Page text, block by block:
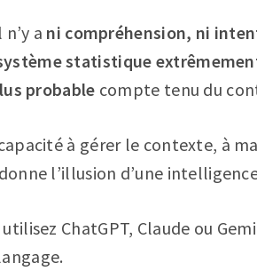
a ni compréhension, ni
statistique
probable compte tenu du
à gérer le contexte, à
l’illusion d’une
ChatGPT, Claude ou